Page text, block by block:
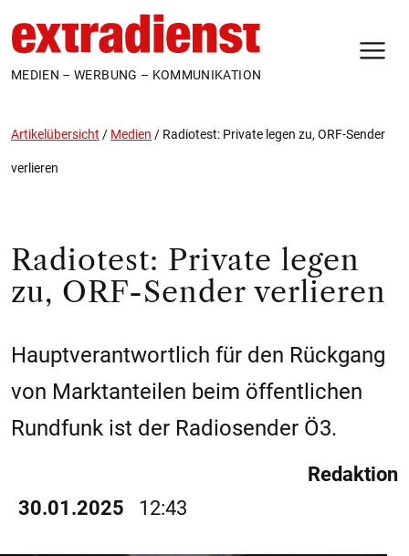
MEDIEN – WERBUNG – KOMMUNIKATION
Artikelübersicht / Medien / Radiotest: Private legen zu, ORF-Sender
verlieren
Radiotest: Private legen
zu, ORF-Sender verlieren
Hauptverantwortlich für den Rückgang
von Marktanteilen beim öffentlichen
Rundfunk ist der Radiosender Ö3.
30.01.2025 12:43
Redaktion